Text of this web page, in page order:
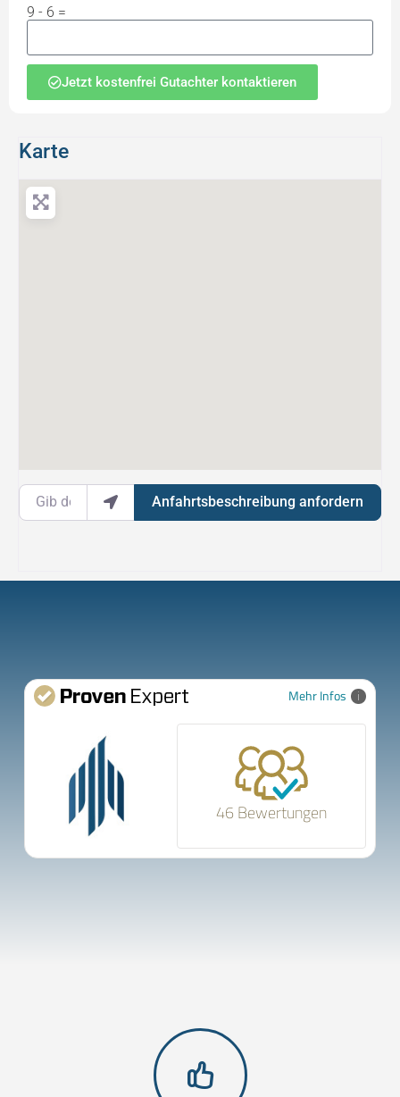
Karte
Gib deinen Standort ein.
Anfahrtsbeschreibung anfordern
9 - 6 =
Jetzt kostenfrei Gutachter kontaktieren
Mehr Infos
46 Bewertungen